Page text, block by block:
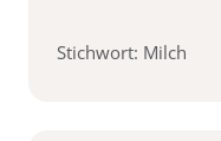
Stichwort: Milch